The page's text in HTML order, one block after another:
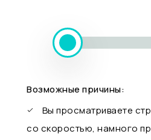
Возможные причины:
Вы просматриваете
со скоростью, намного